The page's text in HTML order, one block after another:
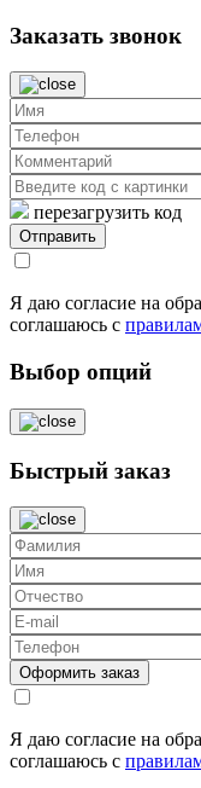
Заказать звонок
перезагрузить код
Я даю согласие на
соглашаюсь с
Выбор опций
Быстрый заказ
Я даю согласие на
соглашаюсь с